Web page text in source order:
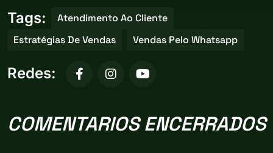
Tags:
Atendimento Ao Cliente
Estratégias De Vendas
Vendas Pelo Whatsapp
Redes:
COMENTARIOS ENCERRADOS